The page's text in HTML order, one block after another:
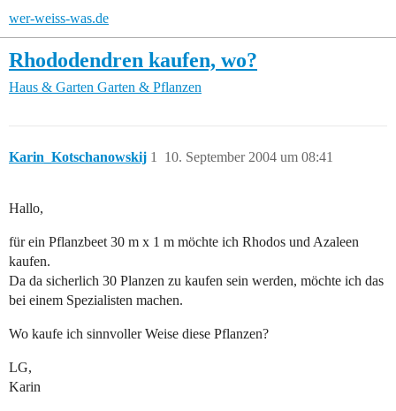
wer-weiss-was.de
Rhododendren kaufen, wo?
Haus & Garten Garten & Pflanzen
Karin_Kotschanowskij 10. September 2004 um 08:41
1
Hallo,
für ein Pflanzbeet 30 m x 1 m möchte ich Rhodos und Azaleen
kaufen.
Da da sicherlich 30 Planzen zu kaufen sein werden, möchte ich das
bei einem Spezialisten machen.
Wo kaufe ich sinnvoller Weise diese Pflanzen?
LG,
Karin